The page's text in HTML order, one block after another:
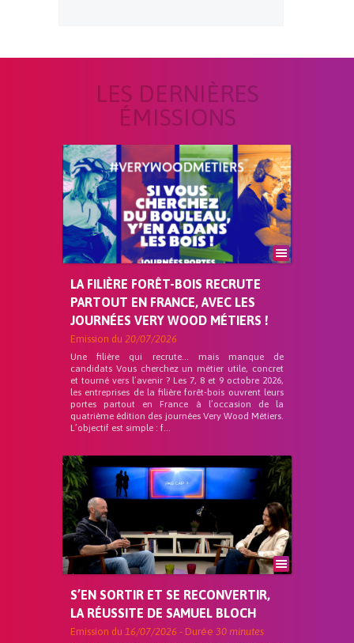
LES DERNIÈRES
ÉMISSIONS
LA FILIÈRE FORÊT-BOIS RECRUTE
PARTOUT EN FRANCE, AVEC LES
JOURNÉES VERY WOOD MÉTIERS !
Emission du 20/07/2026
Une filière qui recrute… mais manque de
candidats Vous cherchez un métier utile, concret
et tourné vers l’avenir ? Les 7, 8 et 9 octobre 2026,
les entreprises de la filière forêt-bois ouvrent leurs
portes partout en France à l’occasion de la
quatrième édition des journées Very Wood Métiers.
L’objectif est simple : f...
S’EN SORTIR ET SE RECONVERTIR,
LA RÉUSSITE DE SAMUEL BLOCH
Emission du 16/07/2026 - Durée 30 minutes